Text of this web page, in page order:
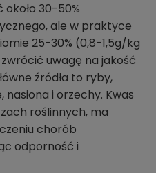
około 30-50%
ale w praktyce
25-30% (0,8-1,5g/kg
uwagę na jakość
źródła to ryby,
nasiona i orzechy. Kwas
roślinnych, ma
chorób
odporność i